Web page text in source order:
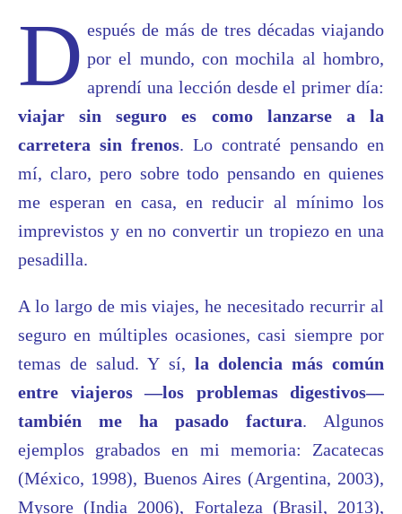
D espués de más de tres décadas viajando
por el mundo, con mochila al hombro,
aprendí una lección desde el primer día:
viajar sin seguro es como lanzarse a la
carretera sin frenos. Lo contraté pensando en
mí, claro, pero sobre todo pensando en quienes
me esperan en casa, en reducir al mínimo los
imprevistos y en no convertir un tropiezo en una
pesadilla.
A lo largo de mis viajes, he necesitado recurrir al
seguro en múltiples ocasiones, casi siempre por
temas de salud. Y sí, la dolencia más común
entre viajeros —los problemas digestivos—
también me ha pasado factura. Algunos
ejemplos grabados en mi memoria: Zacatecas
(México, 1998), Buenos Aires (Argentina, 2003),
Mysore (India 2006), Fortaleza (Brasil, 2013),